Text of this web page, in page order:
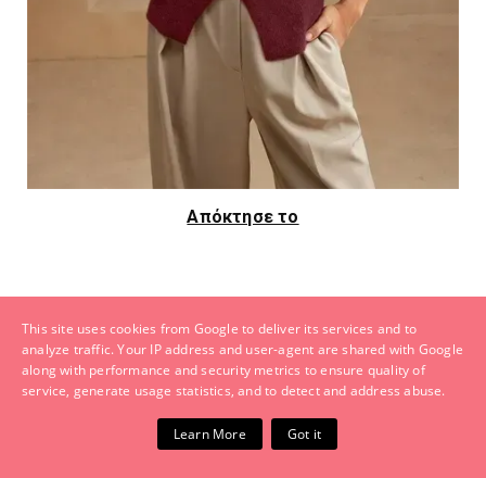
Απόκτησε το
This site uses cookies from Google to deliver its services and to
analyze traffic. Your IP address and user-agent are shared with Google
along with performance and security metrics to ensure quality of
service, generate usage statistics, and to detect and address abuse.
Learn More Got it